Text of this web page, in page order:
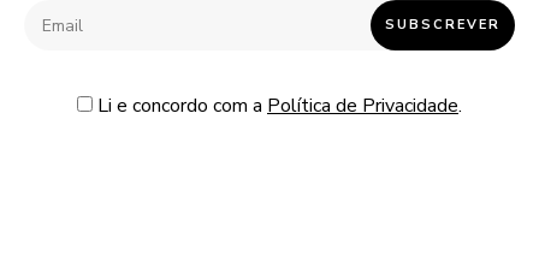
Li e concordo com a Política de Privacidade.